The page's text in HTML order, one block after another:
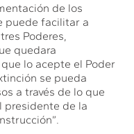
de los
puede facilitar a
Poderes,
quedara
lo acepte el Poder
se pueda
a través de lo que
presidente de la